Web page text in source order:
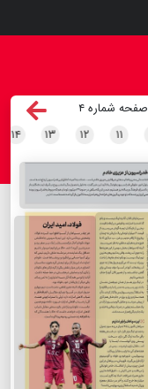
صفحه شماره ۴
۱۱ ۱۲ ۱۳ ۱۴